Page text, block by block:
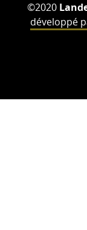
©2020
développé